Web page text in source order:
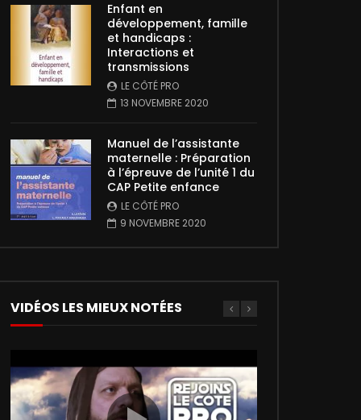
Enfant en
développement, famille
et handicaps :
Interactions et
transmissions
LE CÔTÉ PRO
13 NOVEMBRE 2020
Manuel de l’assistante
maternelle : Préparation
à l’épreuve de l’unité 1 du
CAP Petite enfance
LE CÔTÉ PRO
9 NOVEMBRE 2020
VIDÉOS LES MIEUX NOTÉES